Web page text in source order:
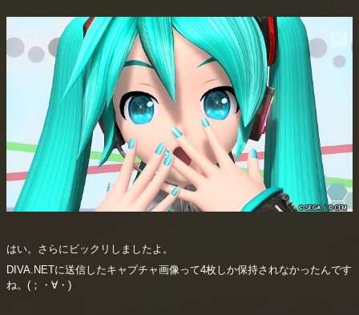
はい。さらにビックリしましたよ。
DIVA.NETに送信したキャプチャ画像って4枚しか保持されなかったんです
ね。(；・∀・)